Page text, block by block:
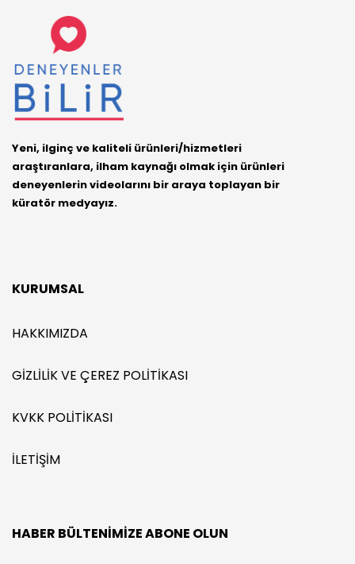
Yeni, ilginç ve kaliteli ürünleri/hizmetleri
araştıranlara, ilham kaynağı olmak için ürünleri
deneyenlerin videolarını bir araya toplayan bir
küratör medyayız.
KURUMSAL
HAKKIMIZDA
GIZLILIK VE ÇEREZ POLITIKASI
KVKK POLITIKASI
İLETIŞIM
HABER BÜLTENIMIZE ABONE OLUN